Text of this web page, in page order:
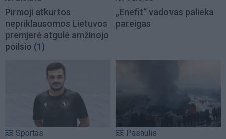
Pirmoji atkurtos
nepriklausomos Lietuvos
premjerė atgulė amžinojo
poilsio (1)
„Enefit“ vadovas palieka
pareigas
Sportas Pasaulis